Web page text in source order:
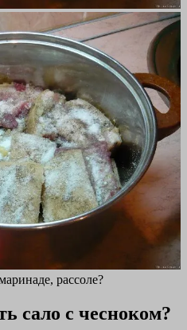
рассоле?
сало с чесноком?